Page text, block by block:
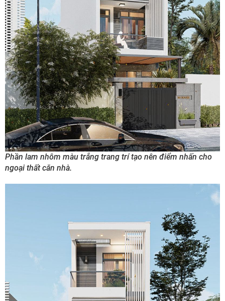
Phần lam nhôm màu trắng trang trí tạo nên điểm nhấn cho
ngoại thất căn nhà.